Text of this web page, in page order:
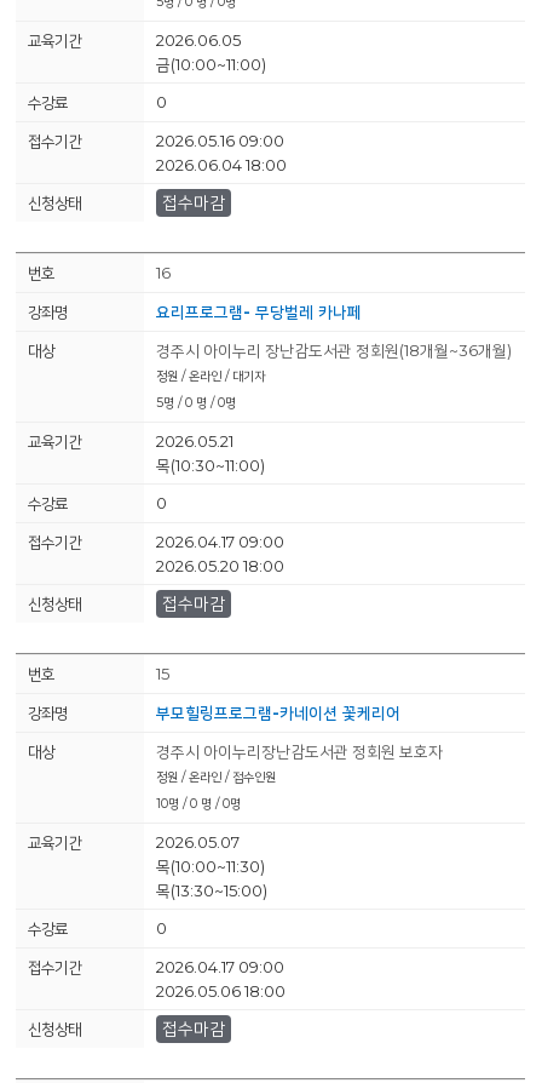
2026.06.05
금(10:00~11:00)
0
2026.05.16 09:00
2026.06.04 18:00
접수마감
16
요리프로그램- 무당벌레 카나페
경주시 아이누리 장난감도서관 정회원(18개월~36개월)
정원 / 온라인 / 대기자
5명 / 0 명 / 0명
2026.05.21
목(10:30~11:00)
0
2026.04.17 09:00
2026.05.20 18:00
접수마감
15
부모힐링프로그램-카네이션 꽃케리어
경주시 아이누리장난감도서관 정회원 보호자
정원 / 온라인 / 접수인원
10명 / 0 명 / 0명
2026.05.07
목(10:00~11:30)
목(13:30~15:00)
0
2026.04.17 09:00
2026.05.06 18:00
접수마감